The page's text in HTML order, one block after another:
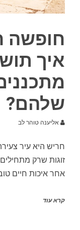
חופשה
איך
שלהם?
אליענה טוהר לב
חריש היא עיר
זוגות שרק
אחר איכות חיים
קרא עוד